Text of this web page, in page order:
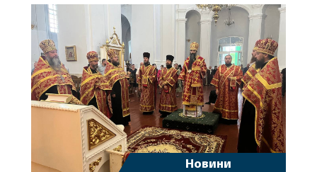
поблизу населеного пункту Шахове Покровського
району Донецької області воїн загинув […]
Новини